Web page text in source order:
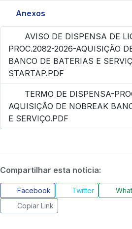
Anexos
AVISO DE DISPENSA DE
PROC.2082-2026-AQUISIÇÃO
BANCO DE BATERIAS E
STARTAP.PDF
TERMO DE DISPENSA-
AQUISIÇÃO DE NOBREAK
E SERVIÇO.PDF
Compartilhar esta notícia:
Facebook Twitter
Copiar Link